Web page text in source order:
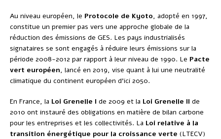
Au niveau européen, le Protocole de Kyoto, adopté en 1997,
constitue un premier pas vers une approche globale de la
réduction des émissions de GES. Les pays industrialisés
signataires se sont engagés à réduire leurs émissions sur la
période 2008-2012 par rapport à leur niveau de 1990. Le Pacte
vert européen, lancé en 2019, vise quant à lui une neutralité
climatique du continent européen d’ici 2050.
En France, la Loi Grenelle I de 2009 et la Loi Grenelle II de
2010 ont instauré des obligations en matière de bilan carbone
pour les entreprises et les collectivités. La Loi relative à la
transition énergétique pour la croissance verte (LTECV)